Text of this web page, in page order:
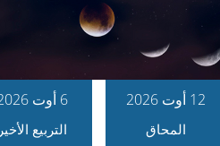
6 أوت 2026
التربيع الأخير
12 أوت 2026
المحاق